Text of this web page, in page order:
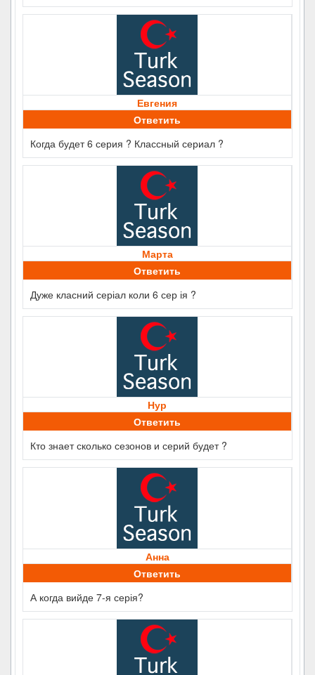
Евгения
Ответить
Когда будет 6 серия ? Классный сериал ?
Марта
Ответить
Дуже класний серіал коли 6 сер ія ?
Нур
Ответить
Кто знает сколько сезонов и серий будет ?
Анна
Ответить
А когда вийде 7-я серія?